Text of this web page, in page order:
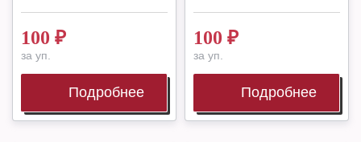
100 ₽
за уп.
Подробнее
100 ₽
за уп.
Подробнее